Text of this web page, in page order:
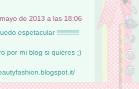
de 2013 a las 18:06
espetacular !!!!!!!!!!!
por mi blog si quieres ;)